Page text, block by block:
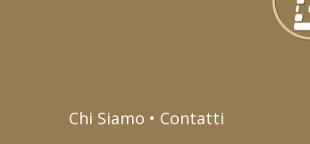
Chi Siamo • Contatti